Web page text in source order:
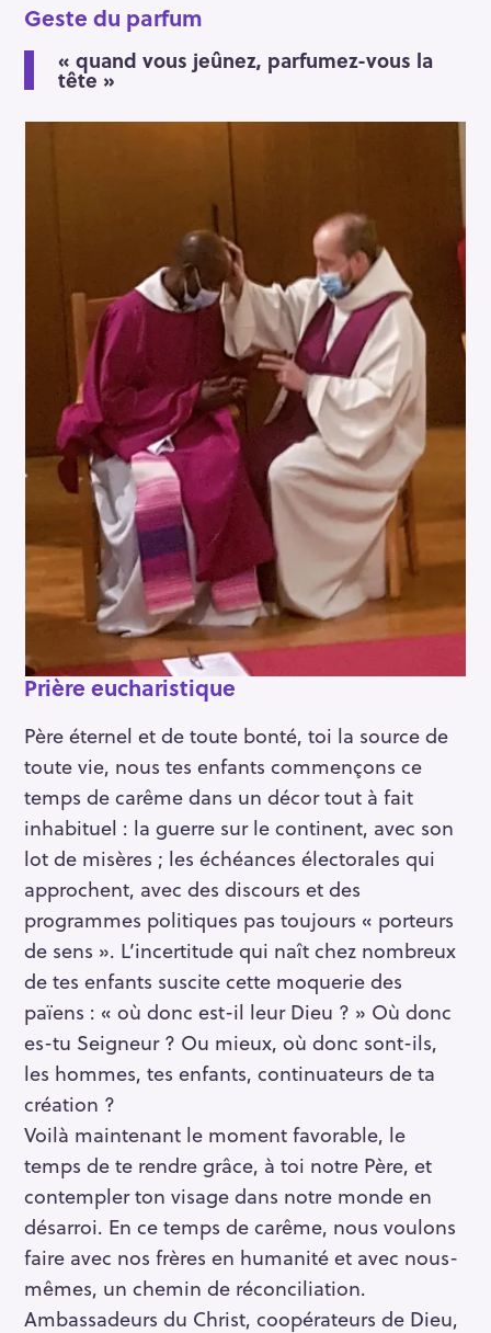
Geste du parfum
« quand vous jeûnez, parfumez-vous la
tête »
Prière eucharistique
Père éternel et de toute bonté, toi la source de
toute vie, nous tes enfants commençons ce
temps de carême dans un décor tout à fait
inhabituel : la guerre sur le continent, avec son
lot de misères ; les échéances électorales qui
approchent, avec des discours et des
programmes politiques pas toujours « porteurs
de sens ». L’incertitude qui naît chez nombreux
de tes enfants suscite cette moquerie des
païens : « où donc est-il leur Dieu ? » Où donc
es-tu Seigneur ? Ou mieux, où donc sont-ils,
les hommes, tes enfants, continuateurs de ta
création ?
Voilà maintenant le moment favorable, le
temps de te rendre grâce, à toi notre Père, et
contempler ton visage dans notre monde en
désarroi. En ce temps de carême, nous voulons
faire avec nos frères en humanité et avec nous-
mêmes, un chemin de réconciliation.
Ambassadeurs du Christ, coopérateurs de Dieu,